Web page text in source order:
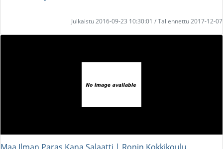
Julkaistu 2016-09-23 10:30:01 / Tallennettu 2017-12-07